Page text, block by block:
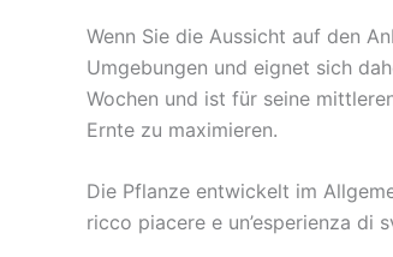
Wenn Sie die Aussicht auf den
Umgebungen und eignet sich
Wochen und ist für seine
Ernte zu maximieren.
Die Pflanze entwickelt im
ricco piacere e un’esperienza